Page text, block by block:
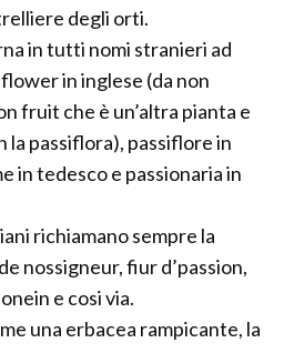
degli orti.
in tutti nomi stranieri ad
in inglese (da non
fruit che è un’altra pianta e
la passiflora), passiflore in
in tedesco e passionaria in
richiamano sempre la
nossigneur, fiur d’passion,
e cosi via.
una erbacea rampicante, la